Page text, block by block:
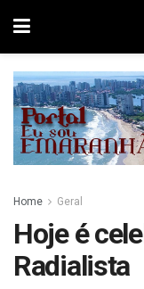
Home Geral
Hoje é
Radialista